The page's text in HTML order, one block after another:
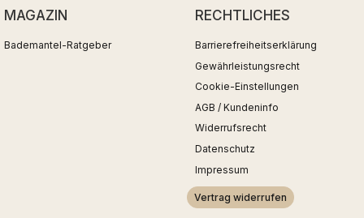
MAGAZIN
Bademantel-Ratgeber
RECHTLICHES
Barrierefreiheitserklärung
Gewährleistungsrecht
Cookie-Einstellungen
AGB / Kundeninfo
Widerrufsrecht
Datenschutz
Impressum
Vertrag widerrufen